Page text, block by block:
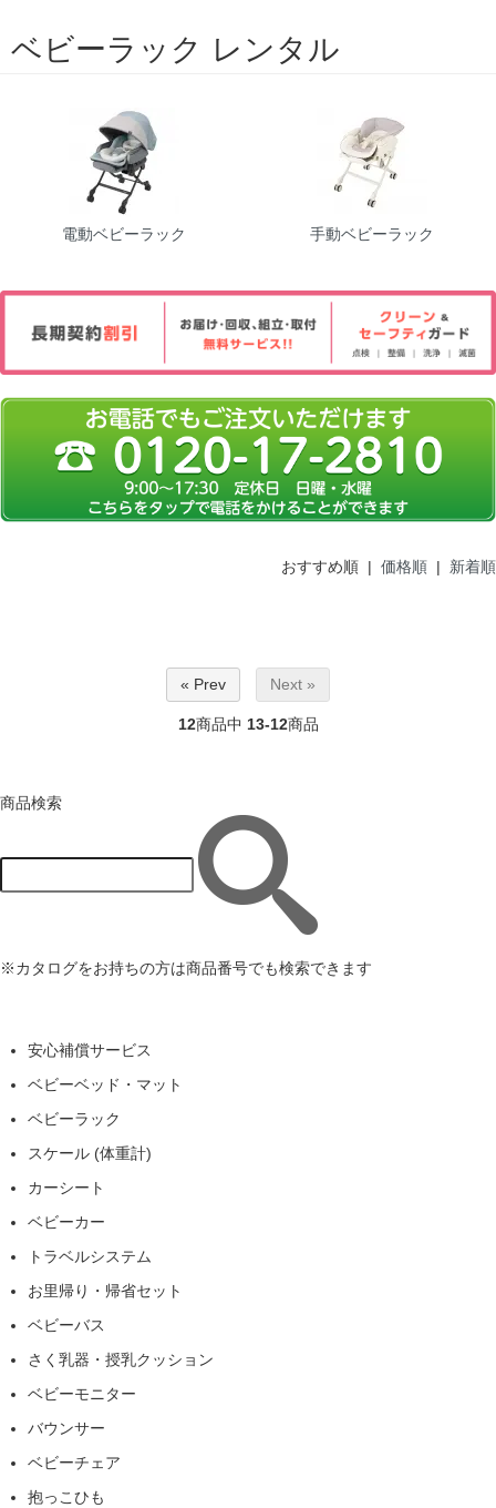
ベビーラック レンタル
電動ベビーラック 手動ベビーラック
おすすめ順 | 価格順 | 新着順
« Prev Next »
12商品中 13-12商品
商品検索
※カタログをお持ちの方は商品番号でも検索できます
安心補償サービス
ベビーベッド・マット
ベビーラック
スケール (体重計)
カーシート
ベビーカー
トラベルシステム
お里帰り・帰省セット
ベビーバス
さく乳器・授乳クッション
ベビーモニター
バウンサー
ベビーチェア
抱っこひも